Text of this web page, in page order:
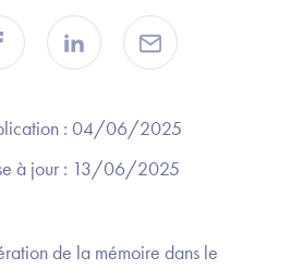
: 04/06/2025
à jour : 13/06/2025
de la mémoire dans le